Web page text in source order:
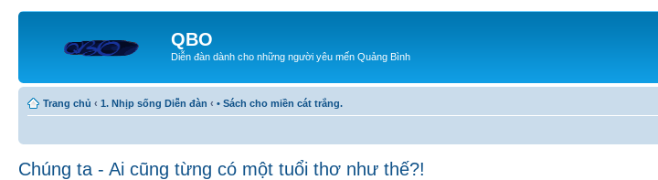
QBO
Diễn đàn dành cho những người yêu mến Quảng Bình
Trang chủ ‹ 1. Nhịp sống Diễn đàn ‹ • Sách cho miền cát trắng.
Chúng ta - Ai cũng từng có một tuổi thơ như thế?!